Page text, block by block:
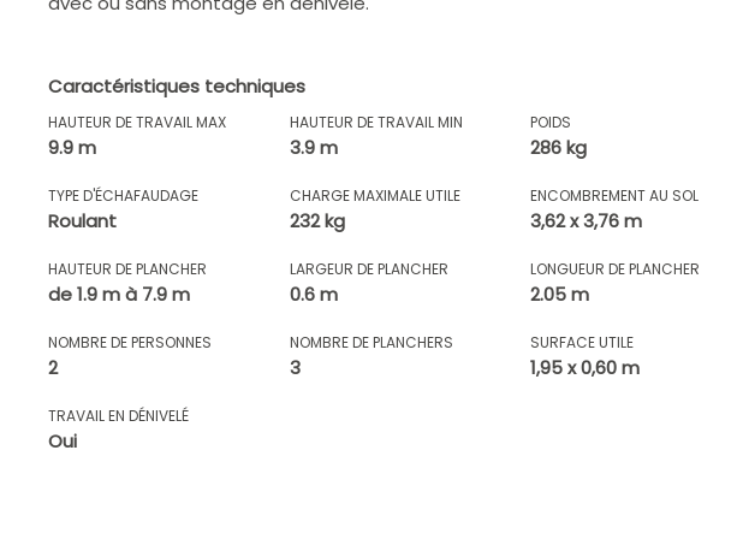
Caractéristiques techniques
HAUTEUR DE TRAVAIL MAX
9.9 m
HAUTEUR DE TRAVAIL MIN
3.9 m
POIDS
286 kg
TYPE D'ÉCHAFAUDAGE
Roulant
CHARGE MAXIMALE UTILE
232 kg
ENCOMBREMENT AU SOL
3,62 x 3,76 m
HAUTEUR DE PLANCHER
de 1.9 m à 7.9 m
LARGEUR DE PLANCHER
0.6 m
LONGUEUR DE PLANCHER
2.05 m
NOMBRE DE PERSONNES
2
NOMBRE DE PLANCHERS
3
SURFACE UTILE
1,95 x 0,60 m
TRAVAIL EN DÉNIVELÉ
Oui